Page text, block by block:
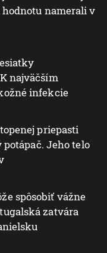
namerali v
najväčším
infekcie
priepasti
Jeho telo
spôsobiť vážne
zatvára